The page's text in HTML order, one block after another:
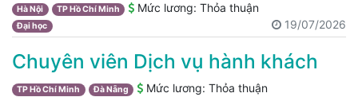
Hà Nội TP Hồ Chí Minh Mức lương:Thỏa thuận
Đại học 19/07/2026
Chuyên viên Dịch vụ hành khách
TP Hồ Chí Minh Đà Nẵng Mức lương:Thỏa thuận